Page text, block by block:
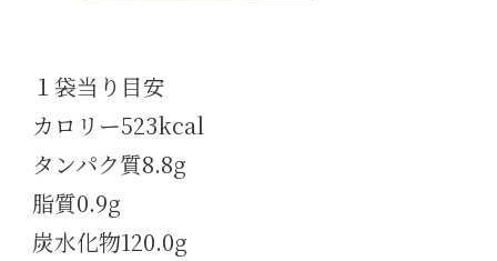
１袋当り目安
カロリー523kcal
タンパク質8.8g
脂質0.9g
炭水化物120.0g